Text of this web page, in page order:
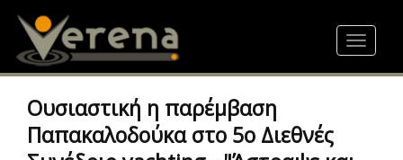
content
Toggle
Ουσιαστική η παρέμβαση
Παπακαλοδούκα στο 5ο Διεθνές